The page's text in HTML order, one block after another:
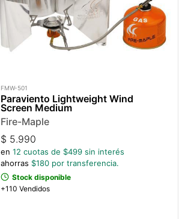
FMW-501
Paraviento Lightweight Wind
Screen Medium
Fire-Maple
$ 5.990
en 12 cuotas de $499 sin interés
ahorras $180 por transferencia.
Stock disponible
+110 Vendidos